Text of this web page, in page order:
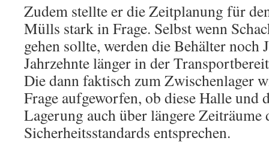
Zudem stellte er die Zeitplanung für
Mülls stark in Frage. Selbst wenn
gehen sollte, werden die Behälter noch
Jahrzehnte länger in der
Die dann faktisch zum Zwischenlager
Frage aufgeworfen, ob diese Halle und
Lagerung auch über längere Zeiträume
Sicherheitsstandards entsprechen.